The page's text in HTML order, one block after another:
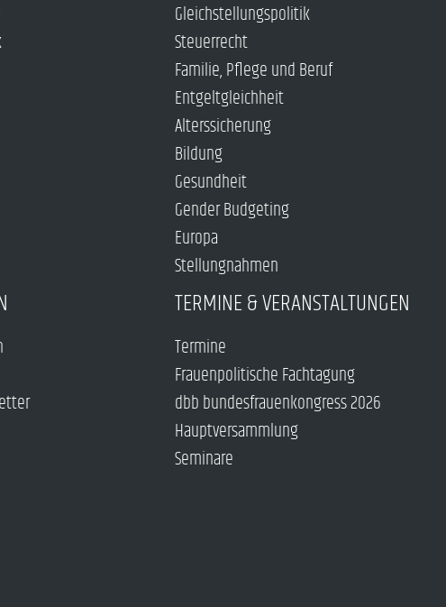
Gleichstellungspolitik
Steuerrecht
Familie, Pflege und Beruf
Entgeltgleichheit
Alterssicherung
Bildung
Gesundheit
Gender Budgeting
Europa
Stellungnahmen
TERMINE & VERANSTALTUNGEN
Termine
Frauenpolitische Fachtagung
dbb bundesfrauenkongress 2026
Hauptversammlung
Seminare